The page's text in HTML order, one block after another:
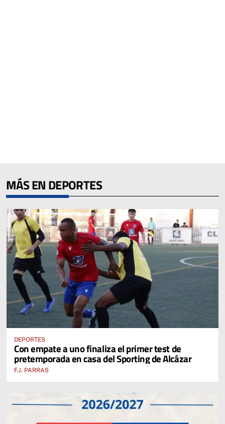
MÁS EN DEPORTES
DEPORTES
Con empate a uno finaliza el primer test de
pretemporada en casa del Sporting de Alcázar
F.J. PARRAS